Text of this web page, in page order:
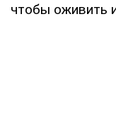
чтобы оживить